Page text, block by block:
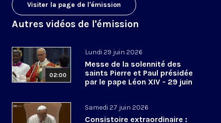
Visiter la page de l'émission
Autres vidéos de l'émission
02:00
Lundi 29 juin 2026
Messe de la solennité des
saints Pierre et Paul présidée
par le pape Léon XIV - 29 juin
Samedi 27 juin 2026
Consistoire extraordinaire :